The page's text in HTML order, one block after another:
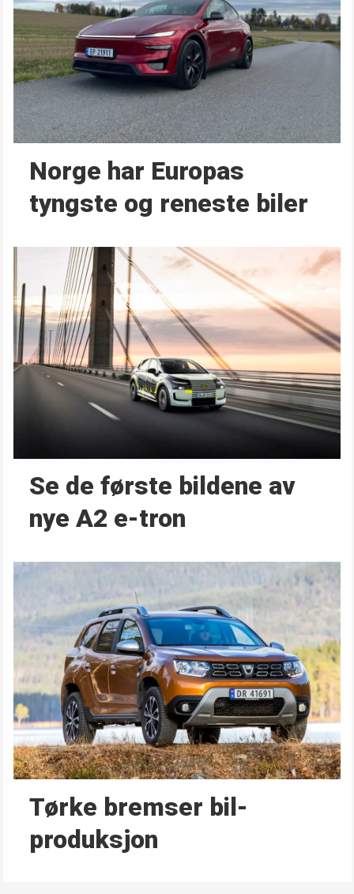
Norge har Europas
tyngste og reneste biler
Se de første bildene av
nye A2 e-tron
Tørke bremser bil­
produksjon